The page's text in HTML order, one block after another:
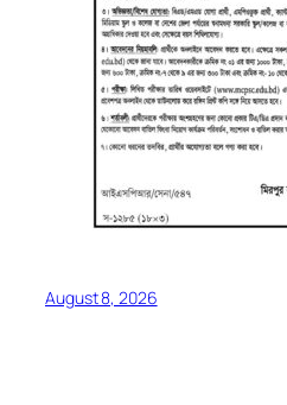
August 8, 2026